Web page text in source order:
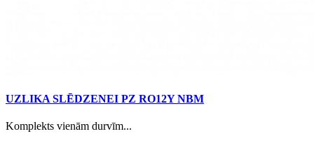
UZLIKA SLĒDZENEI PZ RO12Y NBM
Komplekts vienām durvīm...